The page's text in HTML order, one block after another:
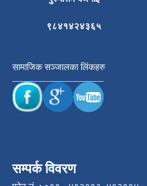
९८४१४२४३६५
सामाजिक सञ्जालका लिंकहरु
सम्पर्क विवरण